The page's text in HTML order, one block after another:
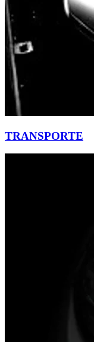
TRANSPORTE